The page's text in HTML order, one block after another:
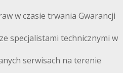
w czasie trwania Gwarancji
specjalistami technicznymi w
serwisach na terenie